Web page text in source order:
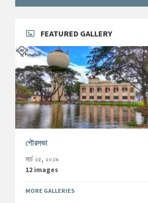
FEATURED GALLERY
পৌরসভা
মার্চ ২৫, ২০১৯
12 images
MORE GALLERIES